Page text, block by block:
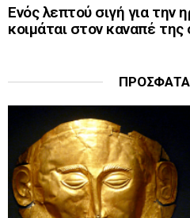
Ενός λεπτού σιγή για την
κοιμάται στον καναπέ